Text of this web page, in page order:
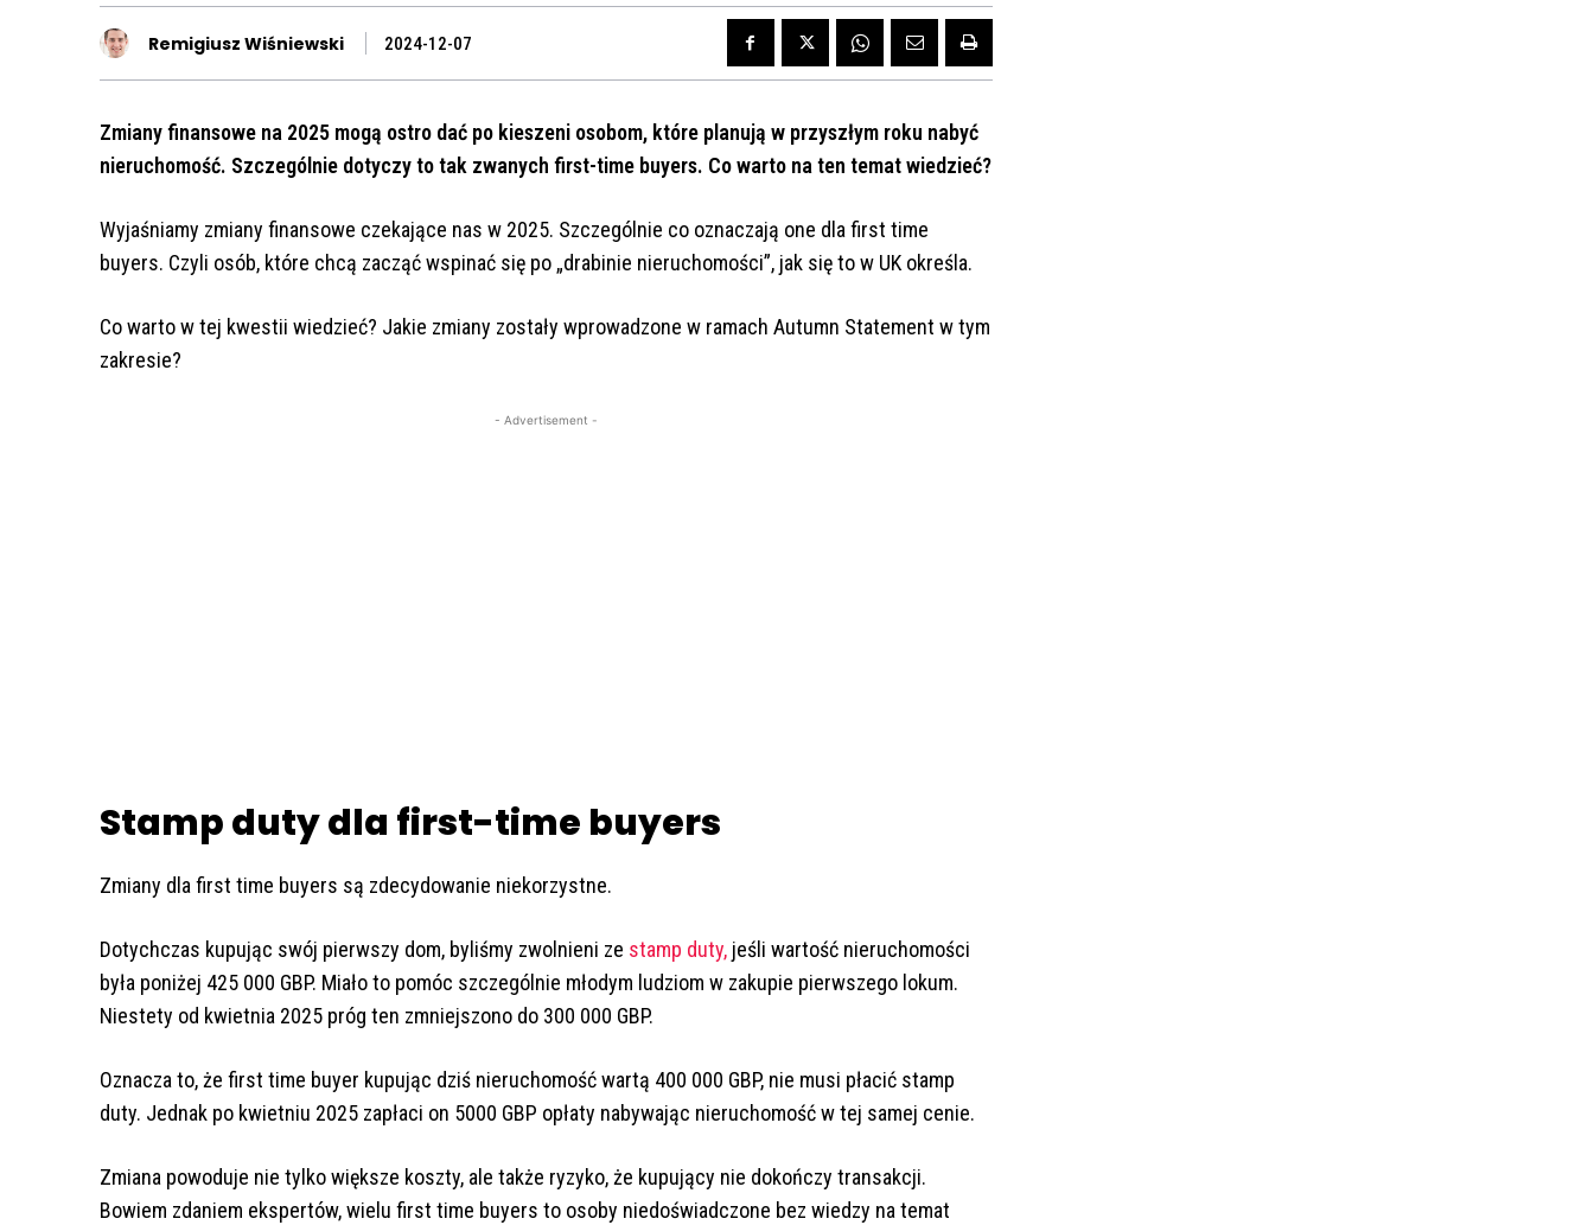
Remigiusz Wiśniewski 2024-12-07
Zmiany finansowe na 2025 mogą ostro dać po kieszeni osobom, które planują w przyszłym roku nabyć
nieruchomość. Szczególnie dotyczy to tak zwanych first-time buyers. Co warto na ten temat wiedzieć?
Wyjaśniamy zmiany finansowe czekające nas w 2025. Szczególnie co oznaczają one dla first time
buyers. Czyli osób, które chcą zacząć wspinać się po „drabinie nieruchomości”, jak się to w UK określa.
Co warto w tej kwestii wiedzieć? Jakie zmiany zostały wprowadzone w ramach Autumn Statement w tym
zakresie?
- Advertisement -
Stamp duty dla first-time buyers
Zmiany dla first time buyers są zdecydowanie niekorzystne.
Dotychczas kupując swój pierwszy dom, byliśmy zwolnieni ze stamp duty, jeśli wartość nieruchomości
była poniżej 425 000 GBP. Miało to pomóc szczególnie młodym ludziom w zakupie pierwszego lokum.
Niestety od kwietnia 2025 próg ten zmniejszono do 300 000 GBP.
Oznacza to, że first time buyer kupując dziś nieruchomość wartą 400 000 GBP, nie musi płacić stamp
duty. Jednak po kwietniu 2025 zapłaci on 5000 GBP opłaty nabywając nieruchomość w tej samej cenie.
Zmiana powoduje nie tylko większe koszty, ale także ryzyko, że kupujący nie dokończy transakcji.
Bowiem zdaniem ekspertów, wielu first time buyers to osoby niedoświadczone bez wiedzy na temat